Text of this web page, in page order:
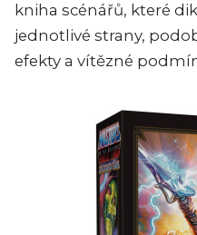
kniha scénářů, které
jednotlivé strany,
efekty a vítězné